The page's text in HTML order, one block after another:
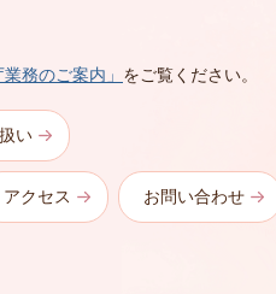
業務のご案内」 をご覧ください。
い
アクセス お問い合わせ